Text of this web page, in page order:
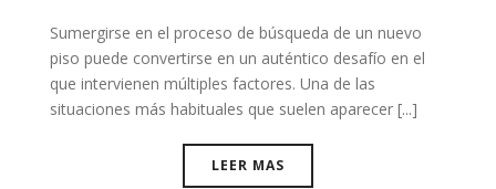
Sumergirse en el proceso de búsqueda de un nuevo
piso puede convertirse en un auténtico desafío en el
que intervienen múltiples factores. Una de las
situaciones más habituales que suelen aparecer [...]
LEER MAS